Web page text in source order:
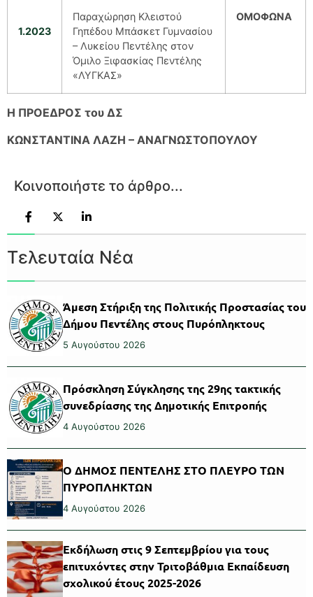
1.2023
Παραχώρηση Κλειστού
Γηπέδου Μπάσκετ Γυμνασίου
– Λυκείου Πεντέλης στον
Όμιλο Ξιφασκίας Πεντέλης
«ΛΥΓΚΑΣ»
ΟΜΟΦΩΝΑ
Η ΠΡΟΕΔΡΟΣ του ΔΣ
ΚΩΝΣΤΑΝΤΙΝΑ ΛΑΖΗ – ΑΝΑΓΝΩΣΤΟΠΟΥΛΟΥ
Κοινοποιήστε το άρθρο...
Τελευταία Νέα
Άμεση Στήριξη της Πολιτικής Προστασίας του
Δήμου Πεντέλης στους Πυρόπληκτους
5 Αυγούστου 2026
Πρόσκληση Σύγκλησης της 29ης τακτικής
συνεδρίασης της Δημοτικής Επιτροπής
4 Αυγούστου 2026
Ο ΔΗΜΟΣ ΠΕΝΤΕΛΗΣ ΣΤΟ ΠΛΕΥΡΟ ΤΩΝ
ΠΥΡΟΠΛΗΚΤΩΝ
4 Αυγούστου 2026
Εκδήλωση στις 9 Σεπτεμβρίου για τους
επιτυχόντες στην Τριτοβάθμια Εκπαίδευση
σχολικού έτους 2025-2026